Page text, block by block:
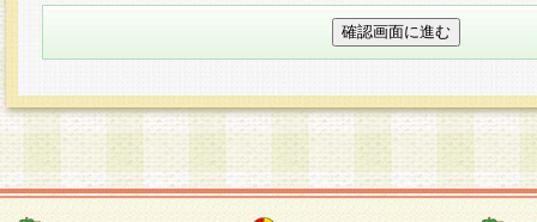
きるものとします。改定後の本規約等は、本規約
に掲示したときに、その 他の諸規定については
てその効力を生じるものとします。
4.本規約は、会員登録希望者による会員登録手続
の当社による会員登録の承認が完了した時点で会
たものとみなされ、会員に対して適用されるもの